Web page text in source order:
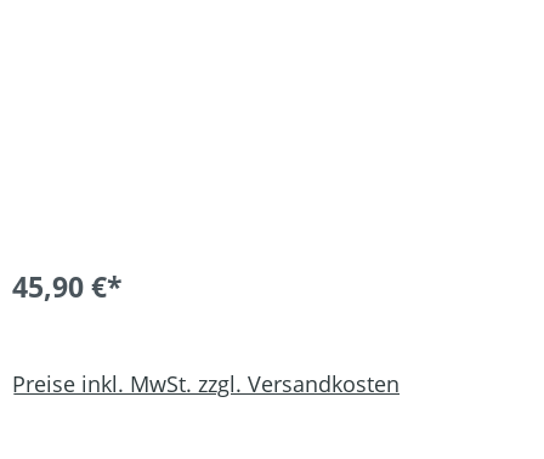
45,90 €*
Preise inkl. MwSt. zzgl. Versandkosten